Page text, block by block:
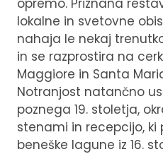
opremo. Priznana
lokalne in svetovne
nahaja le nekaj
in se razprostira na
Maggiore in Santa
Notranjost natančno
poznega 19. stoletja,
stenami in recepcijo, ki
beneške lagune iz 16.